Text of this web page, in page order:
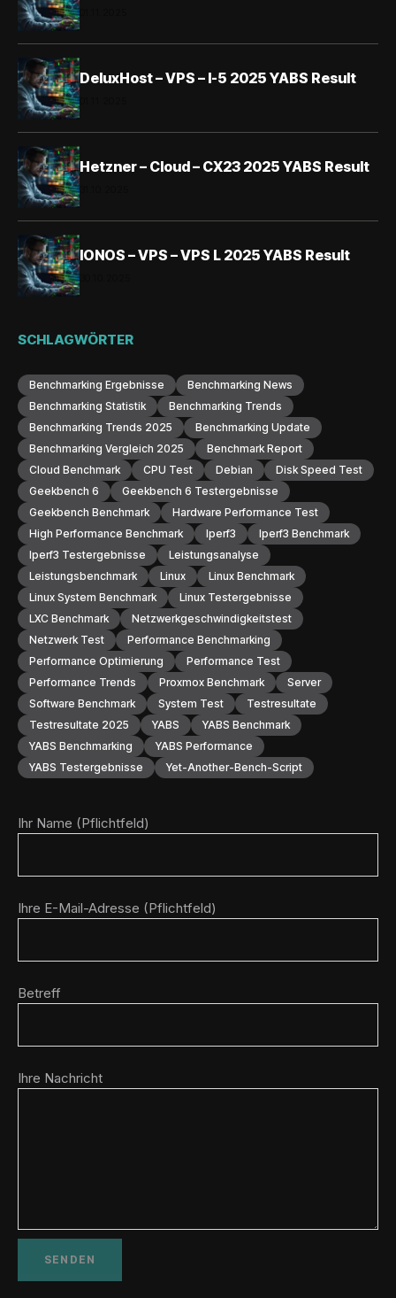
DeluxHost – VPS – I-5 2025 YABS Result
Hetzner – Cloud – CX23 2025 YABS Result
IONOS – VPS – VPS L 2025 YABS Result
SCHLAGWÖRTER
Benchmarking Ergebnisse
Benchmarking News
Benchmarking Statistik
Benchmarking Trends
Benchmarking Trends 2025
Benchmarking Update
Benchmarking Vergleich 2025
Benchmark Report
Cloud Benchmark
CPU Test Debian
Disk Speed Test
Geekbench 6
Geekbench 6 Testergebnisse
Geekbench Benchmark
Hardware Performance Test
High Performance Benchmark
Iperf3
Iperf3 Benchmark
Iperf3 Testergebnisse
Leistungsanalyse
Leistungsbenchmark
Linux
Linux Benchmark
Linux System Benchmark
Linux Testergebnisse
LXC Benchmark
Netzwerkgeschwindigkeitstest
Netzwerk Test
Performance Benchmarking
Performance Optimierung
Performance Test
Performance Trends
Proxmox Benchmark
Server
Software Benchmark
System Test
Testresultate
Testresultate 2025
YABS
YABS Benchmark
YABS Benchmarking
YABS Performance
YABS Testergebnisse
Yet-Another-Bench-Script
Ihr Name (Pflichtfeld)
Ihre E-Mail-Adresse (Pflichtfeld)
Betreff
Ihre Nachricht